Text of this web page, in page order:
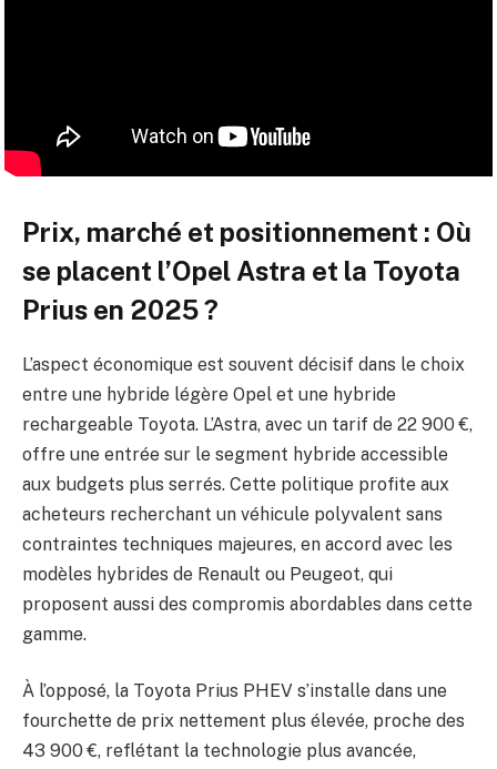
Prix, marché et positionnement : Où
se placent l’Opel Astra et la Toyota
Prius en 2025 ?
L’aspect économique est souvent décisif dans le choix
entre une hybride légère Opel et une hybride
rechargeable Toyota. L’Astra, avec un tarif de 22 900 €,
offre une entrée sur le segment hybride accessible
aux budgets plus serrés. Cette politique profite aux
acheteurs recherchant un véhicule polyvalent sans
contraintes techniques majeures, en accord avec les
modèles hybrides de Renault ou Peugeot, qui
proposent aussi des compromis abordables dans cette
gamme.
À l’opposé, la Toyota Prius PHEV s’installe dans une
fourchette de prix nettement plus élevée, proche des
43 900 €, reflétant la technologie plus avancée,